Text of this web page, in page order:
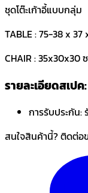
ชุดโต๊ะเก้าอี้แบบกลุ่ม
TABLE : 75-38 x 37
CHAIR : 35x30x30
รายละเอียดสเปค:
การรับประกัน:
สนใจสินค้านี้? ติดต่อ